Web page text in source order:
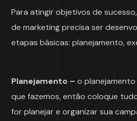
Para atingir objetivos de
de marketing precisa ser
etapas básicas: planejamento,
Planejamento – o
que fazemos, então coloque
for planejar e organizar sua